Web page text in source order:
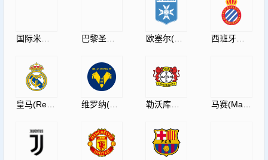
巴黎圣日耳曼(PSG) 西班牙人(RCDEspanyol)
维罗纳(HellasVeronaF.C.)